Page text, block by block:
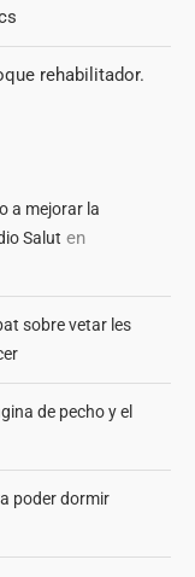
rehabilitador.
a mejorar la
Salut en
sobre vetar les
de pecho y el
poder dormir